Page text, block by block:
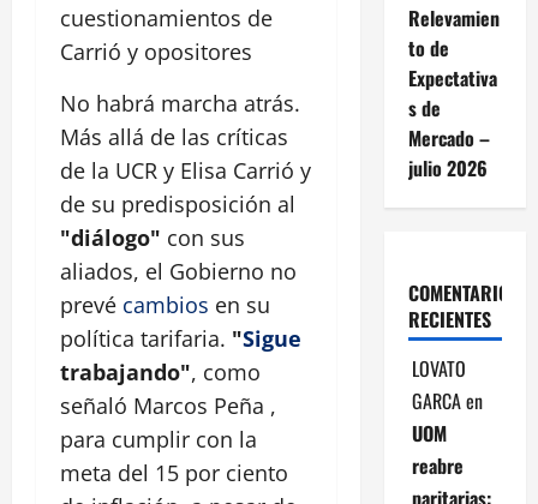
cuestionamientos de
Carrió y opositores
No habrá marcha atrás.
Más allá de las críticas
de la UCR y Elisa Carrió y
de su predisposición al
"diálogo" con sus
aliados, el Gobierno no
prevé cambios en su
política tarifaria. "Sigue
trabajando", como
señaló Marcos Peña ,
para cumplir con la
meta del 15 por ciento
Relevamien
to de
Expectativa
s de
Mercado –
julio 2026
COMENTARIOS
RECIENTES
LOVATO
GARCAen
UOM
reabre
paritarias: